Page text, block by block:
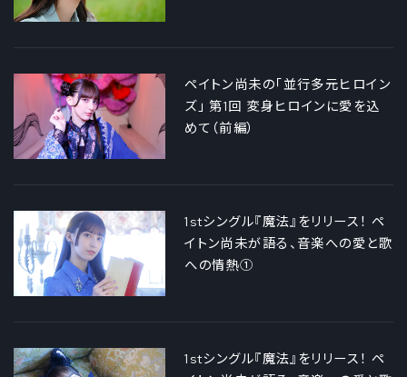
ペイトン尚未の「並行多元ヒロイン
ズ」 第1回 変身ヒロインに愛を込
めて（前編）
1stシングル『魔法』をリリース！ ペ
イトン尚未が語る、音楽への愛と歌
への情熱①
1stシングル『魔法』をリリース！ ペ